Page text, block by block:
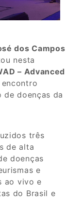
dos Campos
nesta
– Advanced
encontro
doenças da
três
de alta
doenças
e
ao vivo e
do Brasil e